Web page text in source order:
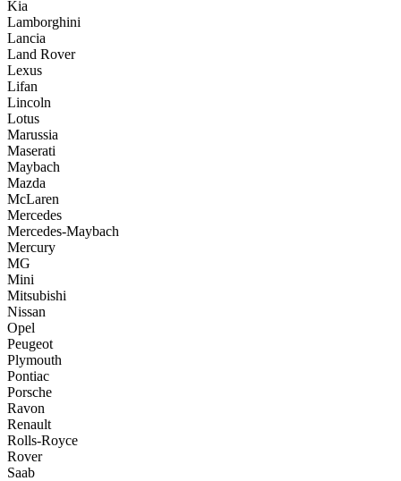
Kia
Lamborghini
Lancia
Land Rover
Lexus
Lifan
Lincoln
Lotus
Marussia
Maserati
Maybach
Mazda
McLaren
Mercedes
Mercedes-Maybach
Mercury
MG
Mini
Mitsubishi
Nissan
Opel
Peugeot
Plymouth
Pontiac
Porsche
Ravon
Renault
Rolls-Royce
Rover
Saab